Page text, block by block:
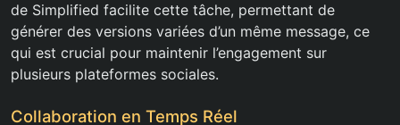
de Simplified facilite cette tâche, permettant de
générer des versions variées d’un même message, ce
qui est crucial pour maintenir l’engagement sur
plusieurs plateformes sociales.
Collaboration en Temps Réel